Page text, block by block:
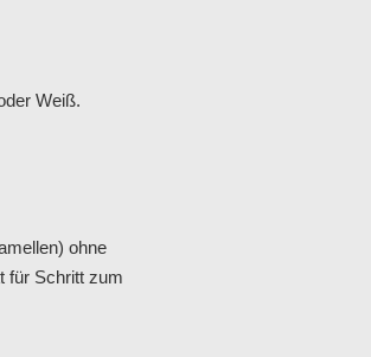
Weiß.
ohne
für Schritt zum